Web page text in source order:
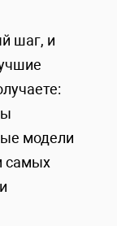
шаг, и
модели
самых